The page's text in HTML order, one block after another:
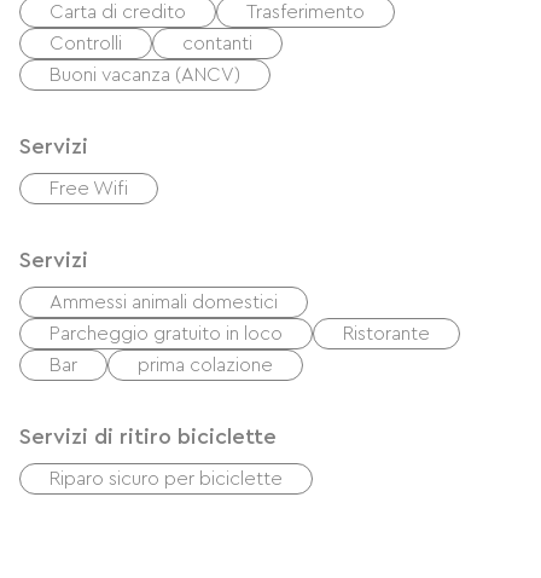
Carta di credito
Trasferimento
Controlli
contanti
Buoni vacanza (ANCV)
Servizi
Free Wifi
Servizi
Ammessi animali domestici
Parcheggio gratuito in loco
Ristorante
Bar
prima colazione
Servizi di ritiro biciclette
Riparo sicuro per biciclette